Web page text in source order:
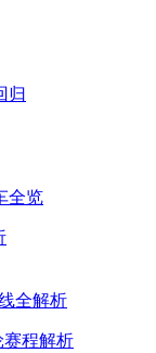
赛程解析